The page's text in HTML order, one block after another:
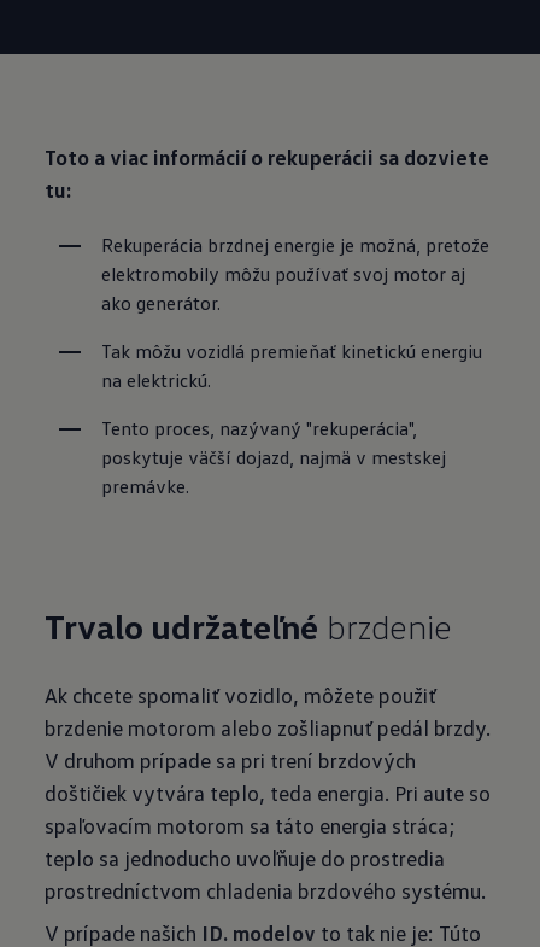
Toto a viac informácií o rekuperácii sa dozviete
tu:
Rekuperácia brzdnej energie je možná, pretože
elektromobily môžu používať svoj motor aj
ako generátor.
Tak môžu vozidlá premieňať kinetickú energiu
na elektrickú.
Tento proces, nazývaný "rekuperácia",
poskytuje väčší dojazd, najmä v mestskej
premávke.
Trvalo udržateľné brzdenie
Ak chcete spomaliť vozidlo, môžete použiť
brzdenie motorom alebo zošliapnuť pedál brzdy.
V druhom prípade sa pri trení brzdových
doštičiek vytvára teplo, teda energia. Pri aute so
spaľovacím motorom sa táto energia stráca;
teplo sa jednoducho uvoľňuje do prostredia
prostredníctvom chladenia brzdového systému.
V prípade našich ID. modelov to tak nie je: Túto